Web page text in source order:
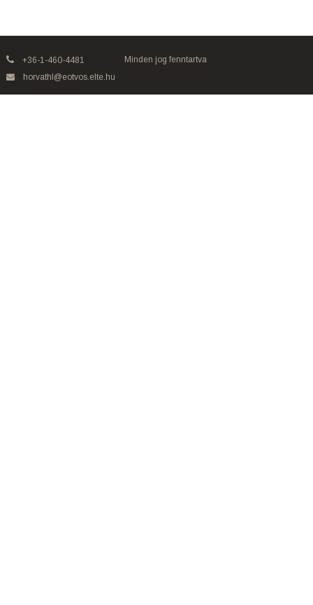
+36-1-460-4481
horvathl@eotvos.elte.hu
Minden jog fenntartva